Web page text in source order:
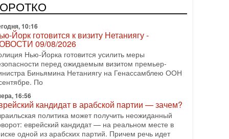
выборы могут быть сфальсифицированы,
проведение сорвано, а итоговые результаты
10:16
Йорк готовится к визиту Нетаниягу -
09/08/2026
Нью-Йорка готовится усилить меры
перед ожидаемым визитом премьер-
Биньямина Нетаниягу на Генассамблею ООН
По
16:56
кандидат в арабской партии — зачем?
политика может получить неожиданный
еврейский кандидат — на реальном месте в
одной из арабских партий. Причем речь идет